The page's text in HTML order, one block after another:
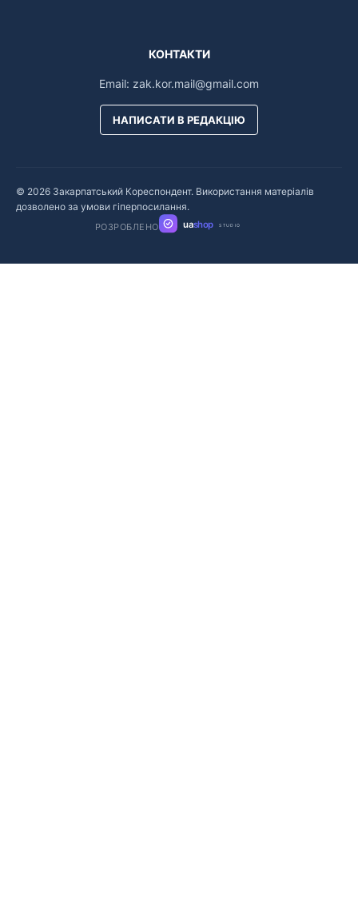
КОНТАКТИ
Email: zak.kor.mail@gmail.com
НАПИСАТИ В РЕДАКЦІЮ
© 2026 Закарпатський Кореспондент. Використання матеріалів
дозволено за умови гіперпосилання.
РОЗРОБЛЕНО uashop STUDIO